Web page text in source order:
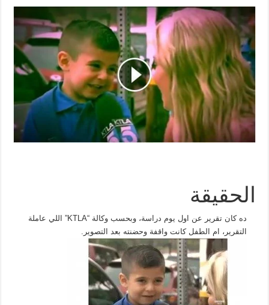
الحقيقة
ده كان تقرير عن اول يوم دراسة، وبحسب وكالة “KTLA” اللي عاملة
التقرير، ام الطفل كانت واقفة وحضنته بعد التصوير.